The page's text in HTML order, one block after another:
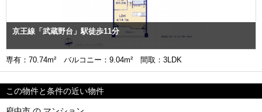
京王線「武蔵野台」駅徒歩11分
専有：70.74m² バルコニー：9.04m² 間取：3LDK
この物件と条件の近い物件